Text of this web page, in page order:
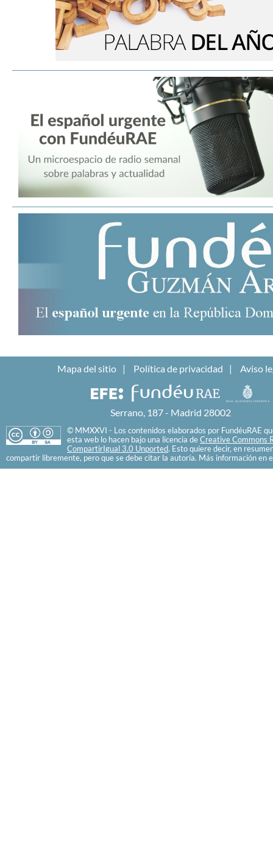
Mapa del sitio Política de privacidad Aviso
Serrano, 187 - Madrid 28002
© MMXXVI - Los contenidos elaborados por FundéuRAE
esta web lo hacen bajo una licencia de Creative Commons
CompartirIgual 3.0 Unported. Esto quiere decir, en
compartir libremente, pero que se debe citar la autoría. Más información en